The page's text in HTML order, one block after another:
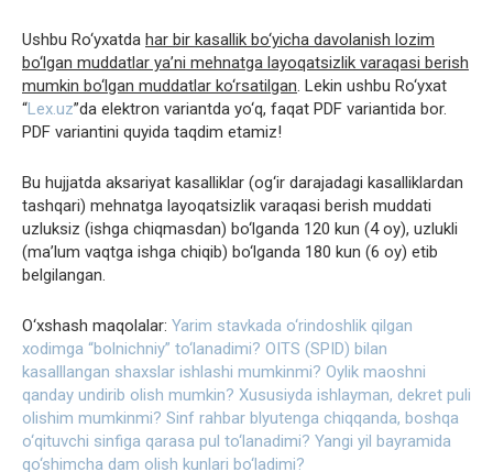
Ushbu Ro‘yxatda har bir kasallik bo‘yicha davolanish lozim
bo‘lgan muddatlar ya’ni mehnatga layoqatsizlik varaqasi berish
mumkin bo‘lgan muddatlar ko‘rsatilgan. Lekin ushbu Ro‘yxat
“Lex.uz”da elektron variantda yo‘q, faqat PDF variantida bor.
PDF variantini quyida taqdim etamiz!
Bu hujjatda aksariyat kasalliklar (og‘ir darajadagi kasalliklardan
tashqari) mehnatga layoqatsizlik varaqasi berish muddati
uzluksiz (ishga chiqmasdan) bo‘lganda 120 kun (4 oy), uzlukli
(ma’lum vaqtga ishga chiqib) bo‘lganda 180 kun (6 oy) etib
belgilangan.
O‘xshash maqolalar: Yarim stavkada o‘rindoshlik qilgan
xodimga “bolnichniy” to‘lanadimi? OITS (SPID) bilan
kasalllangan shaxslar ishlashi mumkinmi? Oylik maoshni
qanday undirib olish mumkin? Xususiyda ishlayman, dekret puli
olishim mumkinmi? Sinf rahbar blyutenga chiqqanda, boshqa
o‘qituvchi sinfiga qarasa pul to‘lanadimi? Yangi yil bayramida
qo‘shimcha dam olish kunlari bo‘ladimi?